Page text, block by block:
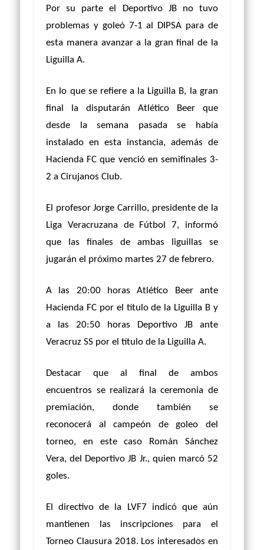
Por su parte el Deportivo JB no tuvo
problemas y goleó 7-1 al DIPSA para de
esta manera avanzar a la gran final de la
Liguilla A.
En lo que se refiere a la Liguilla B, la gran
final la disputarán Atlético Beer que
desde la semana pasada se había
instalado en esta instancia, además de
Hacienda FC que venció en semifinales 3-
2 a Cirujanos Club.
El profesor Jorge Carrillo, presidente de la
Liga Veracruzana de Fútbol 7, informó
que las finales de ambas liguillas se
jugarán el próximo martes 27 de febrero.
A las 20:00 horas Atlético Beer ante
Hacienda FC por el título de la Liguilla B y
a las 20:50 horas Deportivo JB ante
Veracruz SS por el título de la Liguilla A.
Destacar que al final de ambos
encuentros se realizará la ceremonia de
premiación, donde también se
reconocerá al campeón de goleo del
torneo, en este caso Román Sánchez
Vera, del Deportivo JB Jr., quien marcó 52
goles.
El directivo de la LVF7 indicó que aún
mantienen las inscripciones para el
Torneo Clausura 2018. Los interesados en